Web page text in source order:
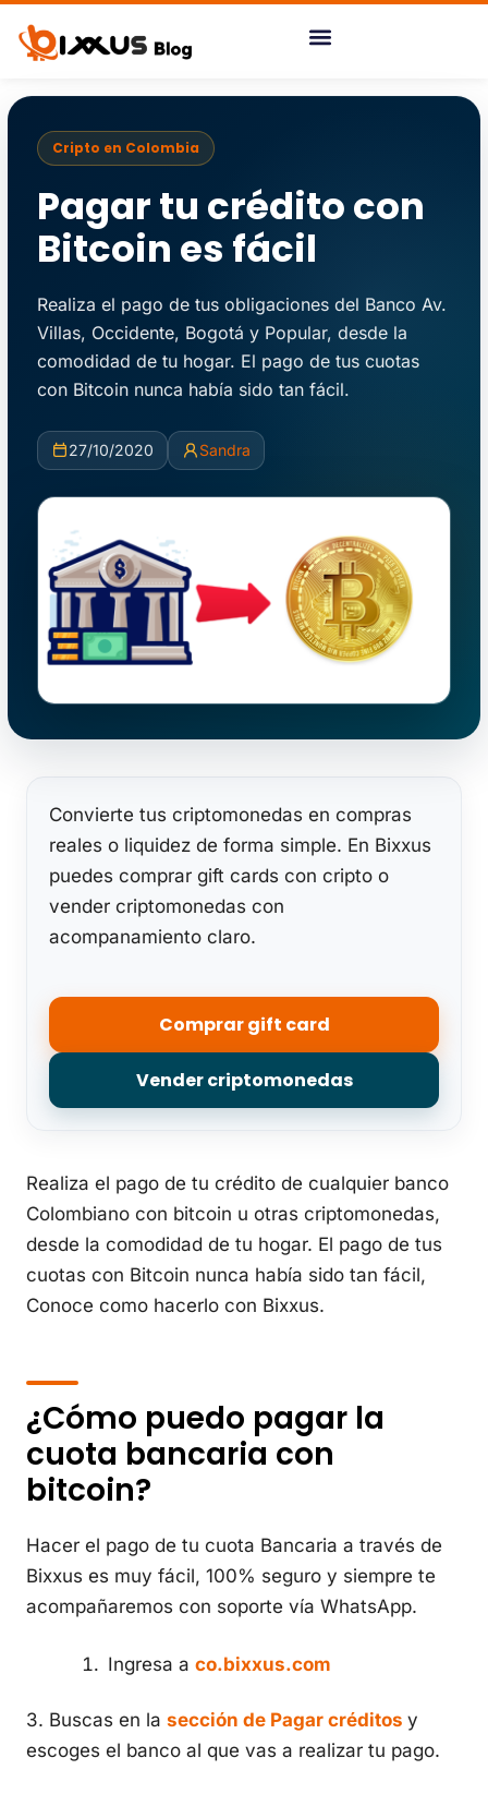
Ir
contenido
Cripto en Colombia
Pagar tu crédito con
Bitcoin es fácil
Realiza el pago de tus obligaciones del Banco Av.
Villas, Occidente, Bogotá y Popular, desde la
comodidad de tu hogar. El pago de tus cuotas
con Bitcoin nunca había sido tan fácil.
27/10/2020 Sandra
Convierte tus criptomonedas en compras
reales o liquidez de forma simple. En Bixxus
puedes comprar gift cards con cripto o
vender criptomonedas con
acompanamiento claro.
Comprar gift card
Vender criptomonedas
Realiza el pago de tu crédito de cualquier banco
Colombiano con bitcoin u otras criptomonedas,
desde la comodidad de tu hogar. El pago de tus
cuotas con Bitcoin nunca había sido tan fácil,
Conoce como hacerlo con Bixxus.
¿Cómo puedo pagar la
cuota bancaria con
bitcoin?
Hacer el pago de tu cuota Bancaria a través de
Bixxus es muy fácil, 100% seguro y siempre te
acompañaremos con soporte vía WhatsApp.
Ingresa a co.bixxus.com
3. Buscas en la sección de Pagar créditos y
escoges el banco al que vas a realizar tu pago.